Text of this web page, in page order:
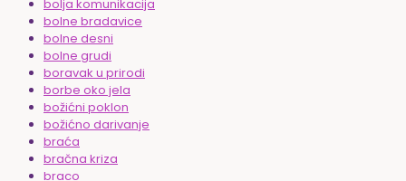
bolja komunikacija
bolne bradavice
bolne desni
bolne grudi
boravak u prirodi
borbe oko jela
božićni poklon
božićno darivanje
braća
bračna kriza
braco